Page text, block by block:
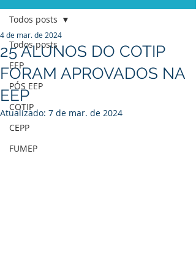
Todos posts
EEP
PÓS EEP
COTIP
CEPP
FUMEP
Todos posts
25 ALUNOS DO COTIP
FORAM APROVADOS NA
EEP
4 de mar. de 2024
Atualizado: 7 de mar. de 2024